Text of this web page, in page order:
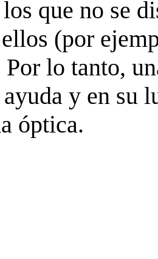
que no se
(por
lo tanto,
y en su
óptica.